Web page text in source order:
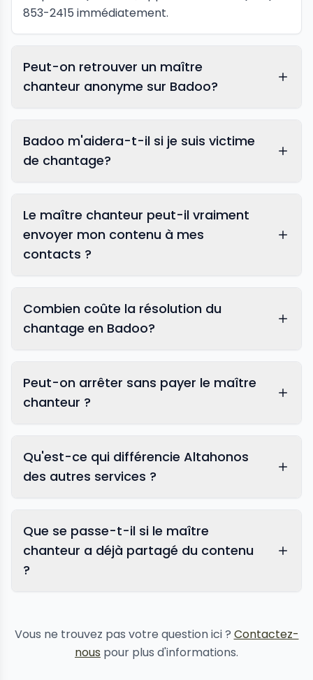
853-2415 immédiatement.
Peut-on retrouver un maître
chanteur anonyme sur Badoo?
Badoo m'aidera-t-il si je suis victime
de chantage?
Le maître chanteur peut-il vraiment
envoyer mon contenu à mes
contacts ?
Combien coûte la résolution du
chantage en Badoo?
Peut-on arrêter sans payer le maître
chanteur ?
Qu'est-ce qui différencie Altahonos
des autres services ?
Que se passe-t-il si le maître
chanteur a déjà partagé du contenu
?
Vous ne trouvez pas votre question ici ? Contactez-
nous pour plus d'informations.